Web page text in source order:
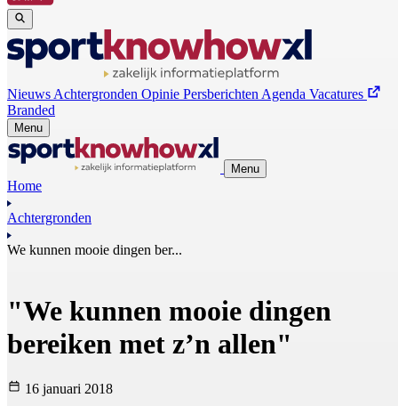
Nieuws Achtergronden Opinie Persberichten Agenda Vacatures
Branded
Menu
Menu
Home
Achtergronden
We kunnen mooie dingen ber...
"We kunnen mooie dingen
bereiken met z’n allen"
16 januari 2018